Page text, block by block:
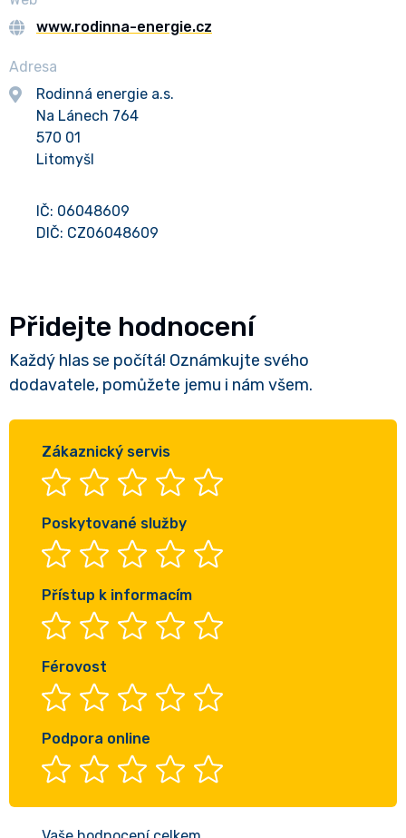
www.rodinna-energie.cz
Adresa
Rodinná energie a.s.
Na Lánech 764
570 01
Litomyšl
IČ: 06048609
DIČ: CZ06048609
Přidejte hodnocení
Každý hlas se počítá! Oznámkujte svého
dodavatele, pomůžete jemu i nám všem.
Zákaznický servis
Poskytované služby
Přístup k informacím
Férovost
Podpora online